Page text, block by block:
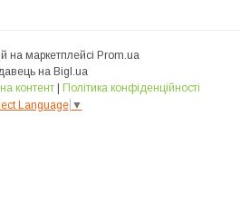
на маркетплейсі Prom.ua
на Bigl.ua
контент
Політика конфіденційності
Language ▼